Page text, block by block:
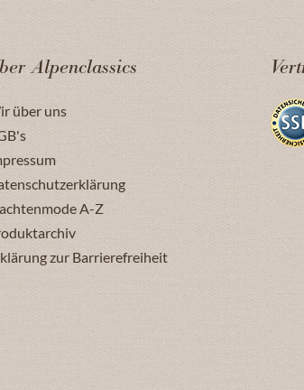
Alpenclassics
über uns
A-Z
zur Barrierefreiheit